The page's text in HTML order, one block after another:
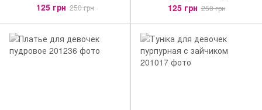
125 грн 250 грн 125 грн 250 грн